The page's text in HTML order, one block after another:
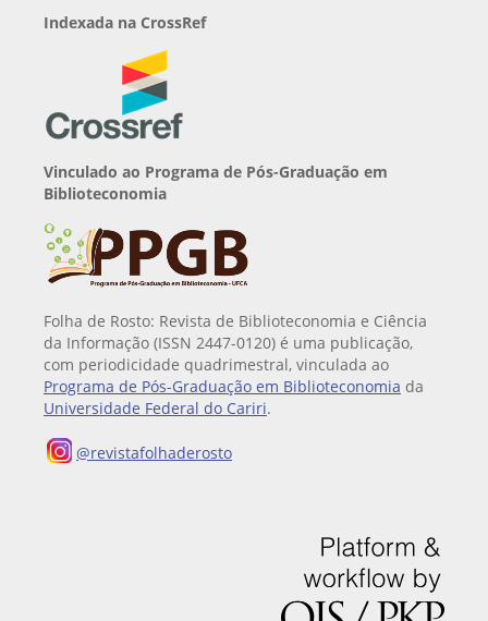
Indexada na CrossRef
Vinculado ao Programa de Pós-Graduação em
Biblioteconomia
Folha de Rosto: Revista de Biblioteconomia e Ciência
da Informação (ISSN 2447-0120) é uma publicação,
com periodicidade quadrimestral, vinculada ao
Programa de Pós-Graduação em Biblioteconomia da
Universidade Federal do Cariri.
@revistafolhaderosto